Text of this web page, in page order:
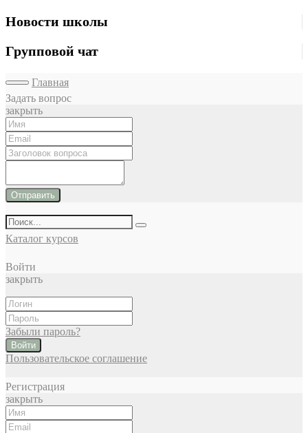
Новости школы
Групповой чат
Главная
Задать вопрос
закрыть
Отправить
Каталог курсов
Войти
закрыть
Забыли пароль?
Войти
Пользовательское соглашение
Регистрация
закрыть